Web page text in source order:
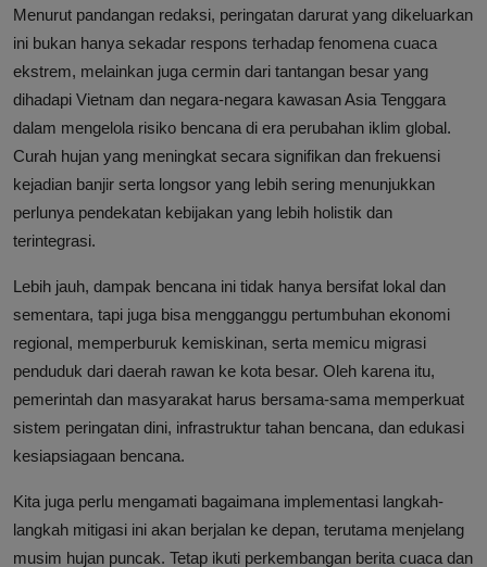
Menurut pandangan redaksi, peringatan darurat yang dikeluarkan
ini bukan hanya sekadar respons terhadap fenomena cuaca
ekstrem, melainkan juga cermin dari tantangan besar yang
dihadapi Vietnam dan negara-negara kawasan Asia Tenggara
dalam mengelola risiko bencana di era perubahan iklim global.
Curah hujan yang meningkat secara signifikan dan frekuensi
kejadian banjir serta longsor yang lebih sering menunjukkan
perlunya pendekatan kebijakan yang lebih holistik dan
terintegrasi.
Lebih jauh, dampak bencana ini tidak hanya bersifat lokal dan
sementara, tapi juga bisa mengganggu pertumbuhan ekonomi
regional, memperburuk kemiskinan, serta memicu migrasi
penduduk dari daerah rawan ke kota besar. Oleh karena itu,
pemerintah dan masyarakat harus bersama-sama memperkuat
sistem peringatan dini, infrastruktur tahan bencana, dan edukasi
kesiapsiagaan bencana.
Kita juga perlu mengamati bagaimana implementasi langkah-
langkah mitigasi ini akan berjalan ke depan, terutama menjelang
musim hujan puncak. Tetap ikuti perkembangan berita cuaca dan